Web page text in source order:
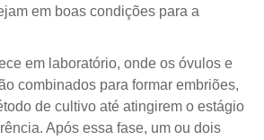
em boas condições para a
em laboratório, onde os óvulos e
combinados para formar embriões,
de cultivo até atingirem o estágio
Após essa fase, um ou dois